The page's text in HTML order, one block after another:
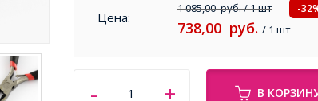
Цена:
1 085,00руб./ 1 шт -
738,00 руб. / 1 шт
В